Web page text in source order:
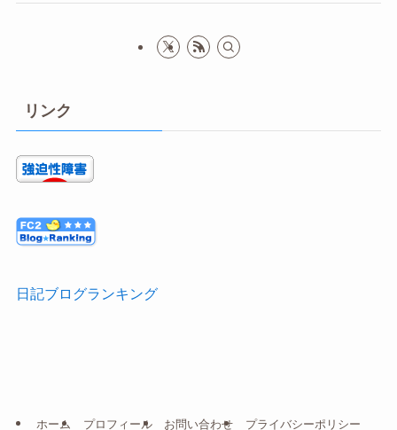
リンク
日記ブログランキング
ホーム プロフィール お問い合わせ プライバシーポリシー